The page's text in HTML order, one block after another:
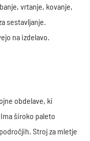
vrtanje, kovanje,
sestavljanje.
na izdelavo.
obdelave, ki
široko paleto
Stroj za mletje